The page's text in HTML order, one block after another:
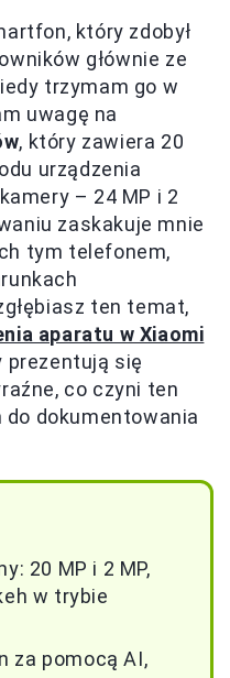
który zdobył
głównie ze
trzymam go w
uwagę na
, który zawiera 20
urządzenia
– 24 MP i 2
zaskakuje mnie
tym telefonem,
ten temat,
aparatu w Xiaomi
prezentują się
co czyni ten
dokumentowania
20 MP i 2 MP,
w trybie
za pomocą AI,